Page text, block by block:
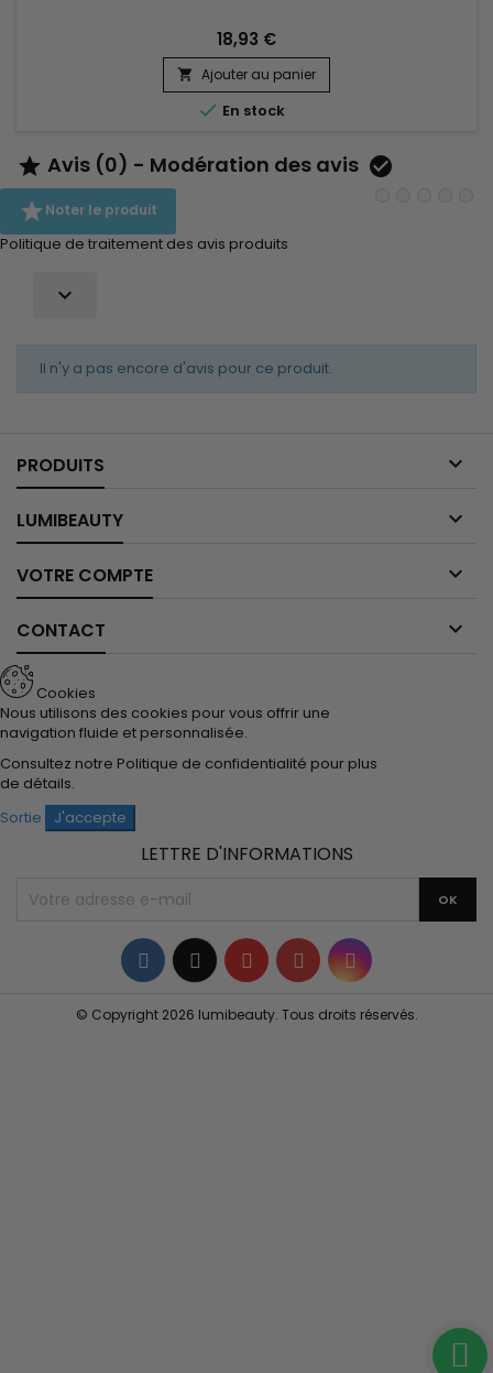
qui lissent les cuticules pour une chevelure incroyablement...
18,93 €
 Ajouter au panier
 En stock
 Avis (0) - Modération des avis 
Noter le produit
Politique de traitement des avis produits

Il n'y a pas encore d'avis pour ce produit.
PRODUITS 
LUMIBEAUTY 
VOTRE COMPTE 
CONTACT 
Cookies
Nous utilisons des cookies pour vous offrir une
navigation fluide et personnalisée.
Consultez notre Politique de confidentialité pour plus
de détails.
Sortie
J'accepte
LETTRE D'INFORMATIONS
Facebook
TwitterYouTubePinterestInstagram
© Copyright 2026 lumibeauty. Tous droits réservés.